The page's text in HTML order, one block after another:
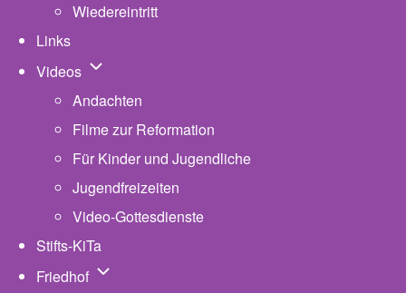
Wiedereintritt
Links
Videos Unternavigation von Videos
Andachten
Filme zur Reformation
Für Kinder und Jugendliche
Jugendfreizeiten
Video-Gottesdienste
Stifts-KiTa
Friedhof Unternavigation von Friedhof